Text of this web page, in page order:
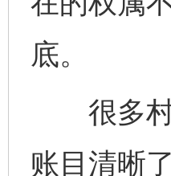
底。
很多村
账目清晰